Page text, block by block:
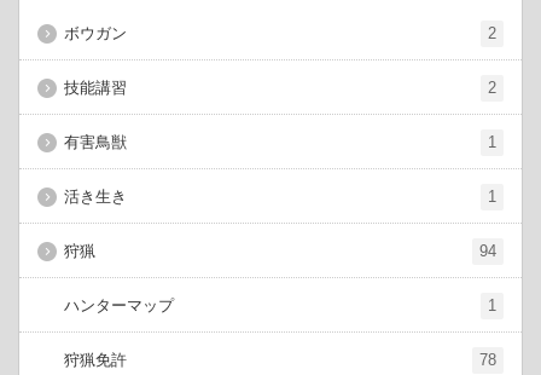
ボウガン 2
技能講習 2
有害鳥獣 1
活き生き 1
狩猟 94
ハンターマップ 1
狩猟免許 78